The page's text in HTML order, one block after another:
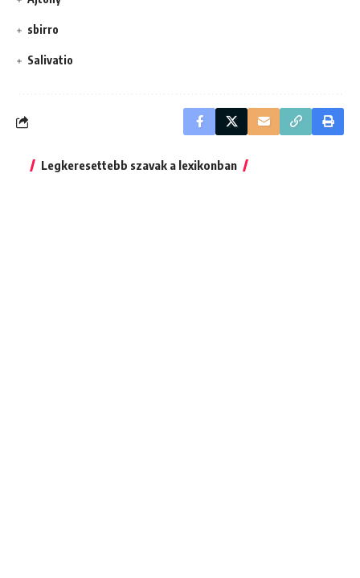
sbirro
Salivatio
Legkeresettebb szavak a lexikonban